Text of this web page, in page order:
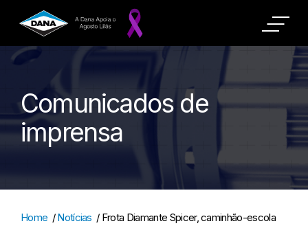
Comunicados de
imprensa
Home /Notícias / Frota Diamante Spicer, caminhão-escola